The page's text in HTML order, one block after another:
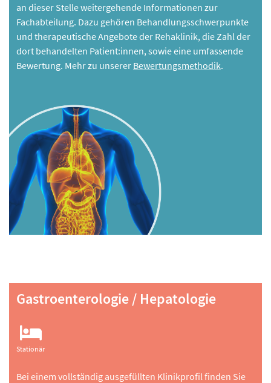
an dieser Stelle weitergehende Informationen zur
Fachabteilung. Dazu gehören Behandlungsschwerpunkte
und therapeutische Angebote der Rehaklinik, die Zahl der
dort behandelten Patient:innen, sowie eine umfassende
Bewertung. Mehr zu unserer Bewertungsmethodik.
Gastroenterologie / Hepatologie
Stationär
Bei einem vollständig ausgefüllten Klinikprofil finden Sie